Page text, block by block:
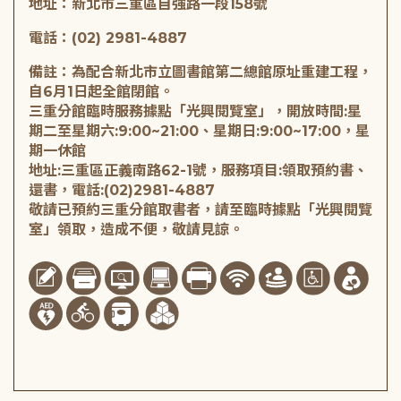
地址：新北市三重區自強路一段158號
電話：(02) 2981-4887
備註：為配合新北市立圖書館第二總館原址重建工程，
自6月1日起全館閉館。
三重分館臨時服務據點「光興閱覽室」，開放時間:星
期二至星期六:9:00~21:00、星期日:9:00~17:00，星
期一休館
地址:三重區正義南路62-1號，服務項目:領取預約書、
還書，電話:(02)2981-4887
敬請已預約三重分館取書者，請至臨時據點「光興閱覽
室」領取，造成不便，敬請見諒。